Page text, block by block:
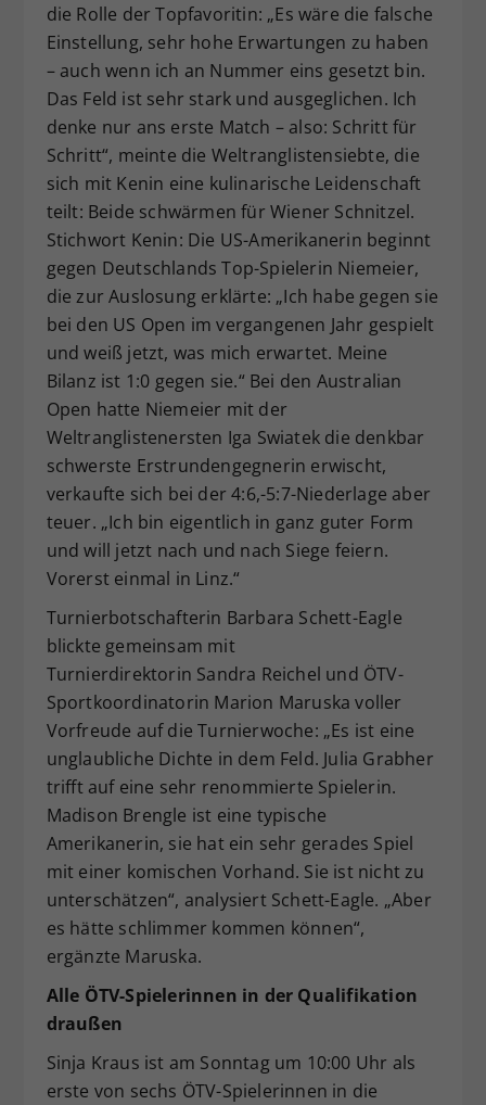
die Rolle der Topfavoritin: „Es wäre die falsche
Einstellung, sehr hohe Erwartungen zu haben
– auch wenn ich an Nummer eins gesetzt bin.
Das Feld ist sehr stark und ausgeglichen. Ich
denke nur ans erste Match – also: Schritt für
Schritt“, meinte die Weltranglistensiebte, die
sich mit Kenin eine kulinarische Leidenschaft
teilt: Beide schwärmen für Wiener Schnitzel.
Stichwort Kenin: Die US-Amerikanerin beginnt
gegen Deutschlands Top-Spielerin Niemeier,
die zur Auslosung erklärte: „Ich habe gegen sie
bei den US Open im vergangenen Jahr gespielt
und weiß jetzt, was mich erwartet. Meine
Bilanz ist 1:0 gegen sie.“ Bei den Australian
Open hatte Niemeier mit der
Weltranglistenersten Iga Swiatek die denkbar
schwerste Erstrundengegnerin erwischt,
verkaufte sich bei der 4:6,-5:7-Niederlage aber
teuer. „Ich bin eigentlich in ganz guter Form
und will jetzt nach und nach Siege feiern.
Vorerst einmal in Linz.“
Turnierbotschafterin Barbara Schett-Eagle
blickte gemeinsam mit
Turnierdirektorin Sandra Reichel und ÖTV-
Sportkoordinatorin Marion Maruska voller
Vorfreude auf die Turnierwoche: „Es ist eine
unglaubliche Dichte in dem Feld. Julia Grabher
trifft auf eine sehr renommierte Spielerin.
Madison Brengle ist eine typische
Amerikanerin, sie hat ein sehr gerades Spiel
mit einer komischen Vorhand. Sie ist nicht zu
unterschätzen“, analysiert Schett-Eagle. „Aber
es hätte schlimmer kommen können“,
ergänzte Maruska.
Alle ÖTV-Spielerinnen in der Qualifikation
draußen
Sinja Kraus ist am Sonntag um 10:00 Uhr als
erste von sechs ÖTV-Spielerinnen in die